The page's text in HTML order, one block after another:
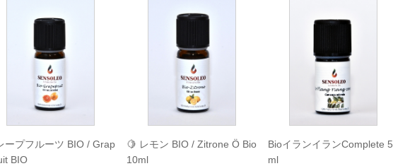
ープフルーツ BIO / Grap
BIO
🍋 レモン BIO / Zitrone Ö Bio
10ml
BioイランイランComplete 5
ml